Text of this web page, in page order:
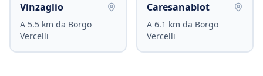
Vinzaglio
A 5.5 km da Borgo
Vercelli
Caresanablot
A 6.1 km da Borgo
Vercelli